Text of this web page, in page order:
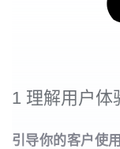
1 理解用户体
引导你的客户使用